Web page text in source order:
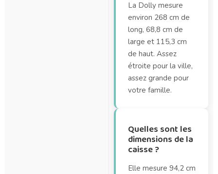
La Dolly mesure
environ 268 cm de
long, 68,8 cm de
large et 115,3 cm
de haut. Assez
étroite pour la ville,
assez grande pour
votre famille.
Quelles sont les
dimensions de la
caisse ?
Elle mesure 94,2 cm